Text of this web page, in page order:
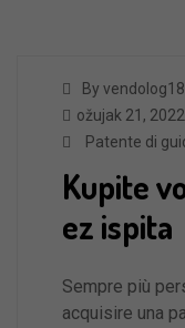
By vendolog18
ožujak 21, 2022
Patente di
Kupite
ez ispita
Sempre più
acquisire una